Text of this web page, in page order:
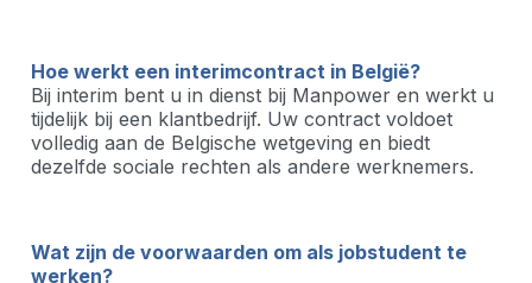
Hoe werkt een interimcontract in België?
Bij interim bent u in dienst bij Manpower en werkt u
tijdelijk bij een klantbedrijf. Uw contract voldoet
volledig aan de Belgische wetgeving en biedt
dezelfde sociale rechten als andere werknemers.
Wat zijn de voorwaarden om als jobstudent te
werken?